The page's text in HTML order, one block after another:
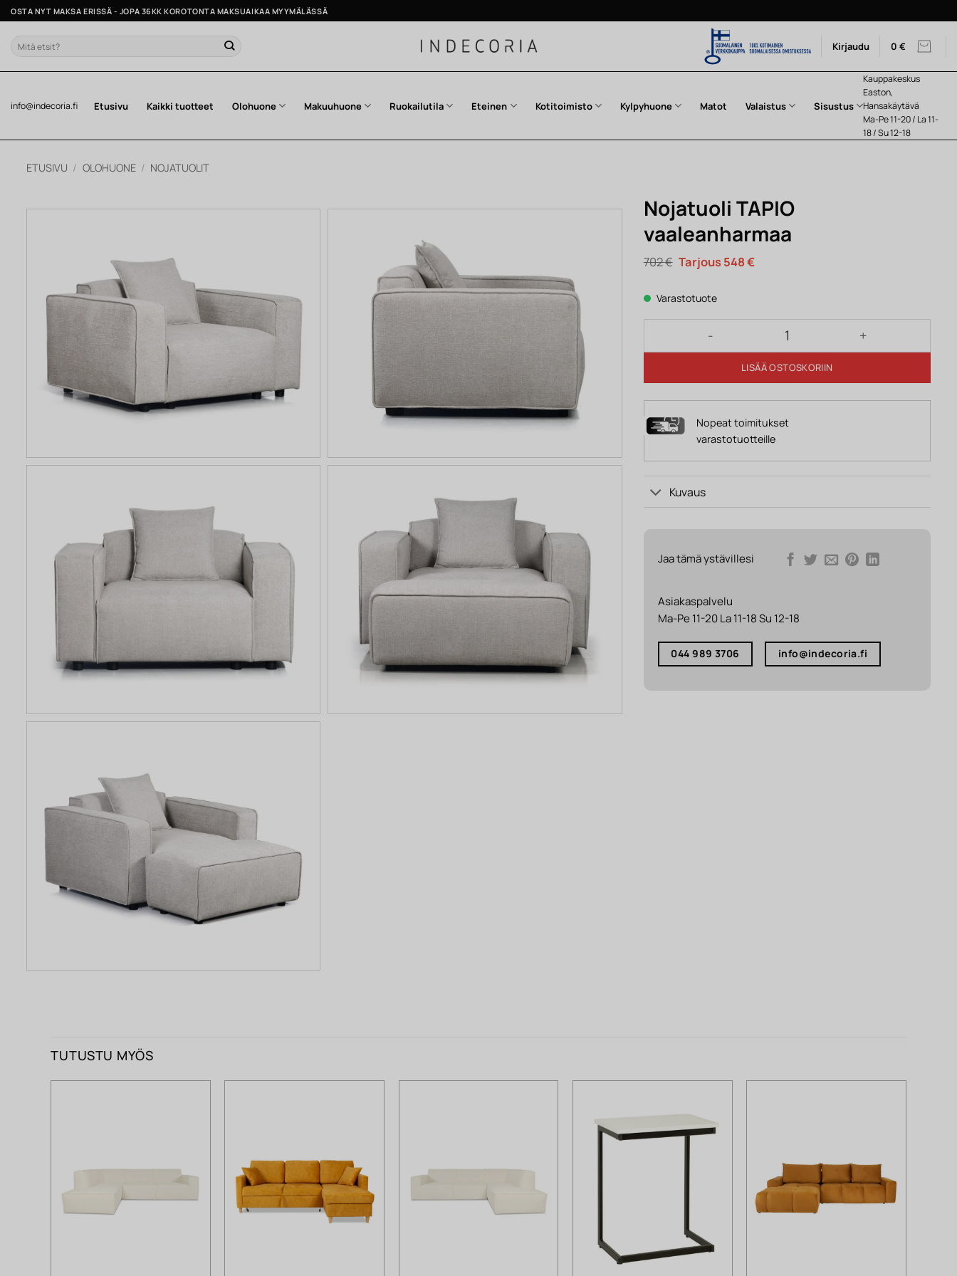
Skip
to
content
OSTA NYT MAKSA ERISSÄ - JOPA 36KK KOROTONTA MAKSUAIKAA MYYMÄLÄSSÄ
Etsi: Kirjaudu 0 €
info@indecoria.fi Etusivu Kaikki tuotteet Olohuone Makuuhuone Ruokailutila Eteinen Kotitoimisto Kylpyhuone Matot Valaistus Sisustus
Kauppakeskus
Easton,
Hansakäytävä
Ma-Pe 11-20 / La 11-
18 / Su 12-18
ETUSIVU / OLOHUONE / NOJATUOLIT
Nojatuoli TAPIO
vaaleanharmaa
702€ Alkuperäinen
hinta
702 €.
548€Nykyinen
Varastotuote
Nojatuoli TAPIO vaaleanharmaa määrä
LISÄÄ OSTOSKORIIN
Nopeat toimitukset
varastotuotteille
Kuvaus
Jaa tämä ystävillesi
Asiakaspalvelu
Ma-Pe 11-20 La 11-18 Su 12-18
044 989 3706 info@indecoria.fi
TUTUSTU MYÖS